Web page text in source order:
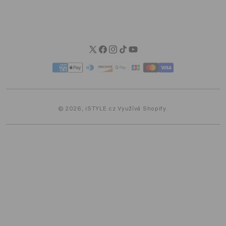
Twitter
Facebook
Instagram
TikTokYouTube
Platební
metody
© 2026, iSTYLE.cz Využívá Shopify.